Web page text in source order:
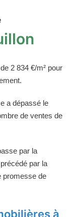
2 834 €/m² pour
a dépassé le
de ventes de
par la
par la
promesse de
à